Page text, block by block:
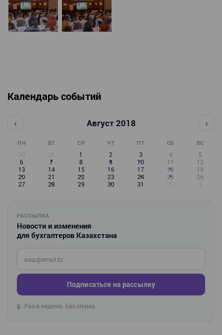
Календарь событий
‹ Август 2018 ›
ПН ВТ СР ЧТ ПТ СБ ВС
30 31 1 2 3 4
5
6
7 8 9 10 11
12
13
14 15 16 17 18
19
20
21 22 23 24 25
26
27
28 29 30 31 1 2
РАССЫЛКА
Новости и изменения
для бухгалтеров Казахстана
Введите ваш e-mail
Подписаться на рассылку
🔒 Раз в неделю. Без спама.